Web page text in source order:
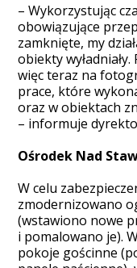
– Wykorzystując
obowiązujące
zamknięte, my
obiekty
więc teraz na
prace, które
oraz w obiektach
– informuje
Ośrodek Nad
W celu
zmodernizowano
(wstawiono nowe
i pomalowano je).
pokoje gościnne